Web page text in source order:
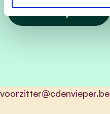
voorzitter@cdenvieper.be